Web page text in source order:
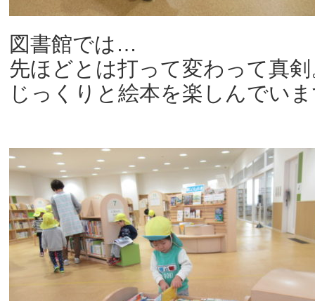
図書館では…
先ほどとは打って変わって真剣
じっくりと絵本を楽しんでい